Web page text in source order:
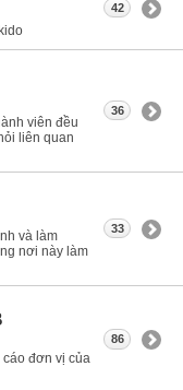
42
viên đều
liên quan
36
và làm
nơi này làm
33
đơn vị của
86